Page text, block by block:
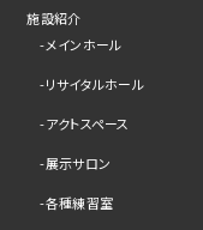
施設紹介
メインホール
リサイタルホール
アクトスペース
展示サロン
各種練習室